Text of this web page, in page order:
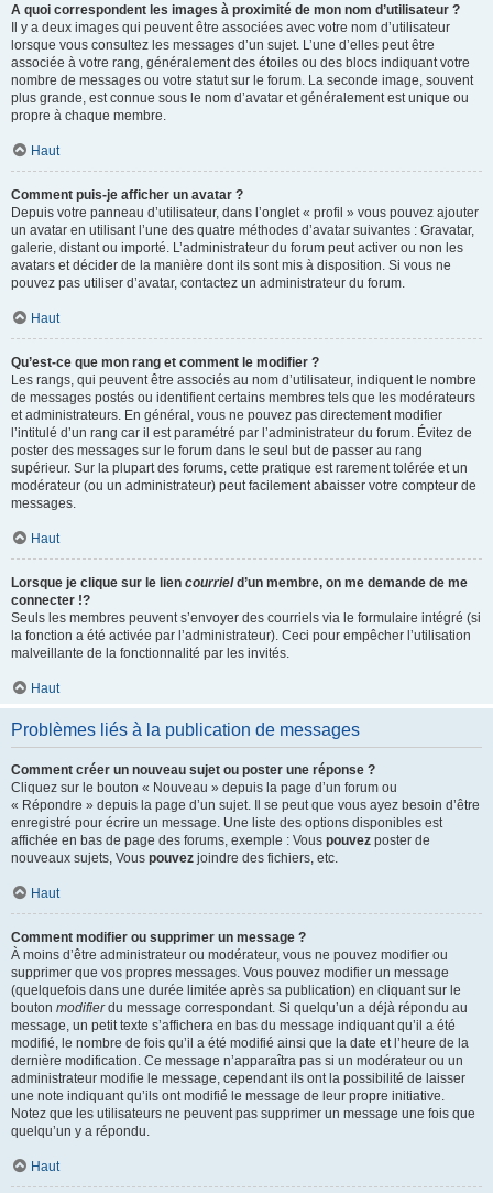
A quoi correspondent les images à proximité de mon nom d’utilisateur ?
Il y a deux images qui peuvent être associées avec votre nom d’utilisateur
lorsque vous consultez les messages d’un sujet. L’une d’elles peut être
associée à votre rang, généralement des étoiles ou des blocs indiquant votre
nombre de messages ou votre statut sur le forum. La seconde image, souvent
plus grande, est connue sous le nom d’avatar et généralement est unique ou
propre à chaque membre.
Haut
Comment puis-je afficher un avatar ?
Depuis votre panneau d’utilisateur, dans l’onglet « profil » vous pouvez ajouter
un avatar en utilisant l’une des quatre méthodes d’avatar suivantes : Gravatar,
galerie, distant ou importé. L’administrateur du forum peut activer ou non les
avatars et décider de la manière dont ils sont mis à disposition. Si vous ne
pouvez pas utiliser d’avatar, contactez un administrateur du forum.
Haut
Qu’est-ce que mon rang et comment le modifier ?
Les rangs, qui peuvent être associés au nom d’utilisateur, indiquent le nombre
de messages postés ou identifient certains membres tels que les modérateurs
et administrateurs. En général, vous ne pouvez pas directement modifier
l’intitulé d’un rang car il est paramétré par l’administrateur du forum. Évitez de
poster des messages sur le forum dans le seul but de passer au rang
supérieur. Sur la plupart des forums, cette pratique est rarement tolérée et un
modérateur (ou un administrateur) peut facilement abaisser votre compteur de
messages.
Haut
Lorsque je clique sur le lien courrield’un membre, on me demande de me
connecter !?
Seuls les membres peuvent s’envoyer des courriels via le formulaire intégré (si
la fonction a été activée par l’administrateur). Ceci pour empêcher l’utilisation
malveillante de la fonctionnalité par les invités.
Haut
Problèmes liés à la publication de messages
Comment créer un nouveau sujet ou poster une réponse ?
Cliquez sur le bouton « Nouveau » depuis la page d’un forum ou
« Répondre » depuis la page d’un sujet. Il se peut que vous ayez besoin d’être
enregistré pour écrire un message. Une liste des options disponibles est
affichée en bas de page des forums, exemple : Vous pouvez poster de
nouveaux sujets, Vous pouvez joindre des fichiers, etc.
Haut
Comment modifier ou supprimer un message ?
À moins d’être administrateur ou modérateur, vous ne pouvez modifier ou
supprimer que vos propres messages. Vous pouvez modifier un message
(quelquefois dans une durée limitée après sa publication) en cliquant sur le
bouton modifierdu message correspondant. Si quelqu’un a déjà répondu au
message, un petit texte s’affichera en bas du message indiquant qu’il a été
modifié, le nombre de fois qu’il a été modifié ainsi que la date et l’heure de la
dernière modification. Ce message n’apparaîtra pas si un modérateur ou un
administrateur modifie le message, cependant ils ont la possibilité de laisser
une note indiquant qu’ils ont modifié le message de leur propre initiative.
Notez que les utilisateurs ne peuvent pas supprimer un message une fois que
quelqu’un y a répondu.
Haut